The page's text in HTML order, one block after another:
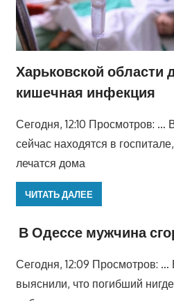
Харьковской области
кишечная инфекция
Сегодня, 12:10 Просмотров: …
сейчас находятся в
лечатся дома
ЧИТАТЬ ДАЛЕЕ
В Одессе мужчина
Сегодня, 12:09 Просмотров:
выяснили, что погибший